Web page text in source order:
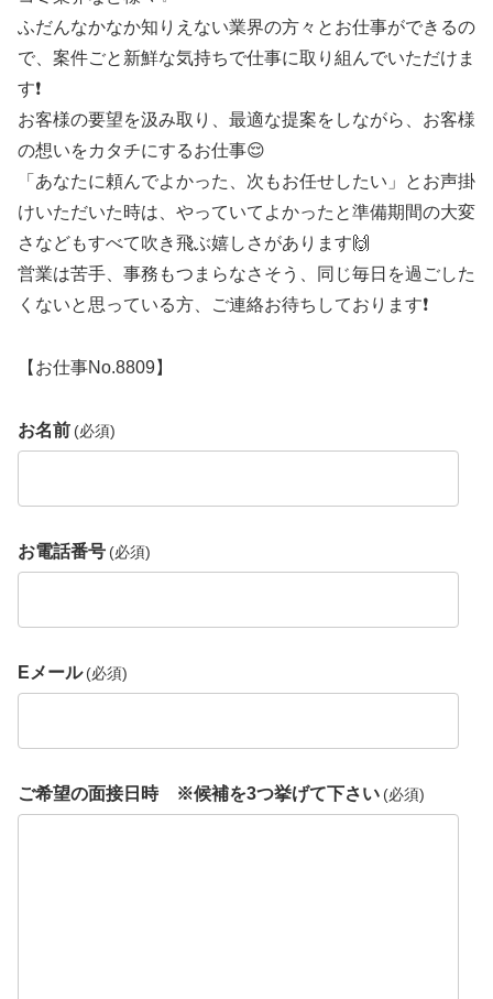
ふだんなかなか知りえない業界の方々とお仕事ができるの
で、案件ごと新鮮な気持ちで仕事に取り組んでいただけま
す❗
お客様の要望を汲み取り、最適な提案をしながら、お客様
の想いをカタチにするお仕事😌
「あなたに頼んでよかった、次もお任せしたい」とお声掛
けいただいた時は、やっていてよかったと準備期間の大変
さなどもすべて吹き飛ぶ嬉しさがあります🙌
営業は苦手、事務もつまらなさそう、同じ毎日を過ごした
くないと思っている方、ご連絡お待ちしております❗
【お仕事No.8809】
お名前 (必須)
お電話番号 (必須)
Eメール (必須)
ご希望の面接日時 ※候補を3つ挙げて下さい (必須)